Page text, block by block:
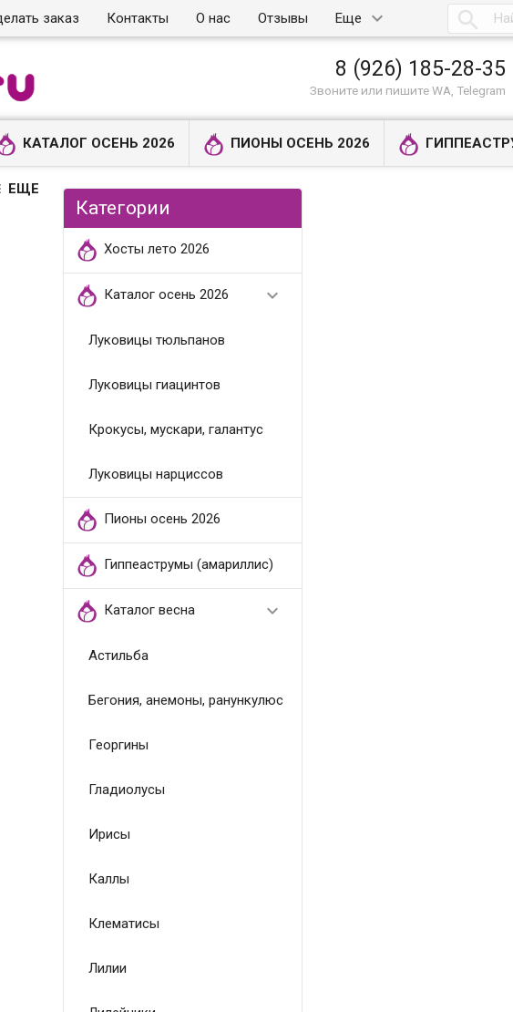
заказ Контакты О нас Отзывы Еще 
8 (926) 185-28-35
Звоните или пишите WA, Telegram
КАТАЛОГ ОСЕНЬ 2026 ПИОНЫ ОСЕНЬ 2026
ЕЩЕ
Категории
Хосты лето 2026
Каталог осень 2026 
Луковицы тюльпанов
Луковицы гиацинтов
Крокусы, мускари, галантус
Луковицы нарциссов
Пионы осень 2026
Гиппеаструмы (амариллис)
Каталог весна 
Астильба
Бегония, анемоны, ранункулюс
Георгины
Гладиолусы
Ирисы
Каллы
Клематисы
Лилии